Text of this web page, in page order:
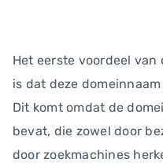
Het eerste voordeel van
is dat deze
Dit komt omdat de
bevat, die zowel door
door zoekmachines